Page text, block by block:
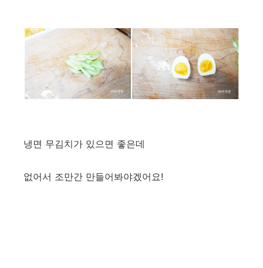
냉면 무김치가 있으면 좋은데
없어서 조만간 만들어봐야겠어요!